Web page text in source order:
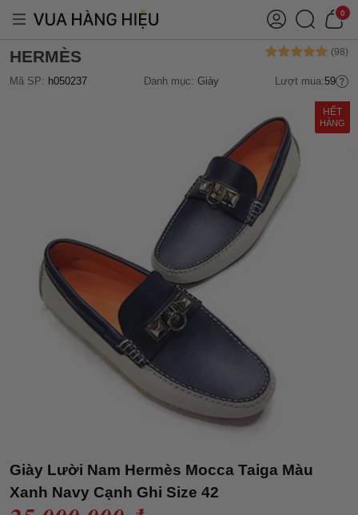
0
HERMÈS
Mã SP: h050237 Danh mục: Giày Lượt mua:59
HẾT
HÀNG
Giày Lười Nam Hermès Mocca Taiga Màu
Xanh Navy Cạnh Ghi Size 42